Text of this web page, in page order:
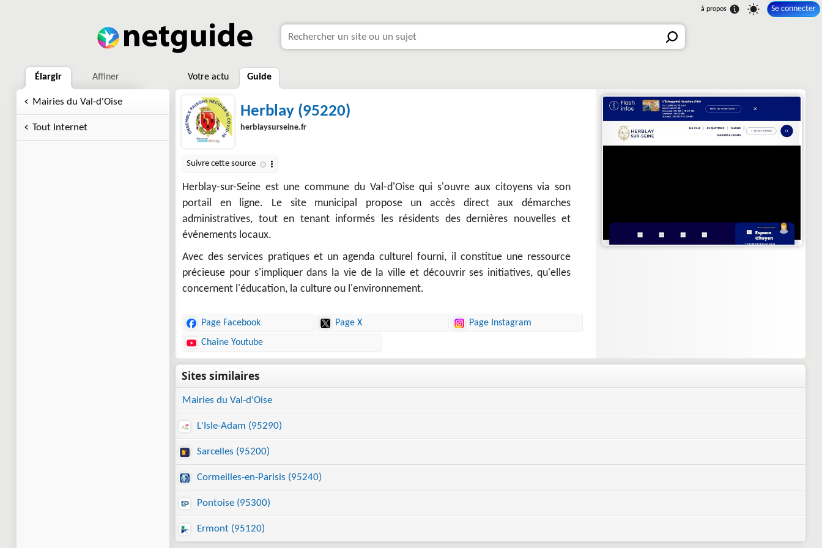
Se connecter
Élargir Affiner
Mairies du Val-d'Oise
Tout Internet
Votre actu Guide
Herblay (95220)
herblaysurseine.fr
Herblay-sur-Seine est une commune du Val-d'Oise qui s'ouvre aux citoyens via son
portail en ligne. Le site municipal propose un accès direct aux démarches
administratives, tout en tenant informés les résidents des dernières nouvelles et
événements locaux.
Avec des services pratiques et un agenda culturel fourni, il constitue une ressource
précieuse pour s'impliquer dans la vie de la ville et découvrir ses initiatives, qu'elles
concernent l'éducation, la culture ou l'environnement.
Page Facebook Page X
Page Instagram
Chaîne Youtube
Mairies du Val-d'Oise
L'Isle-Adam (95290)
Sarcelles (95200)
Cormeilles-en-Parisis (95240)
Pontoise (95300)
Ermont (95120)